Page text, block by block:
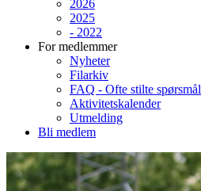
2026
2025
- 2022
For medlemmer
Nyheter
Filarkiv
FAQ - Ofte stilte spørsmål
Aktivitetskalender
Utmelding
Bli medlem